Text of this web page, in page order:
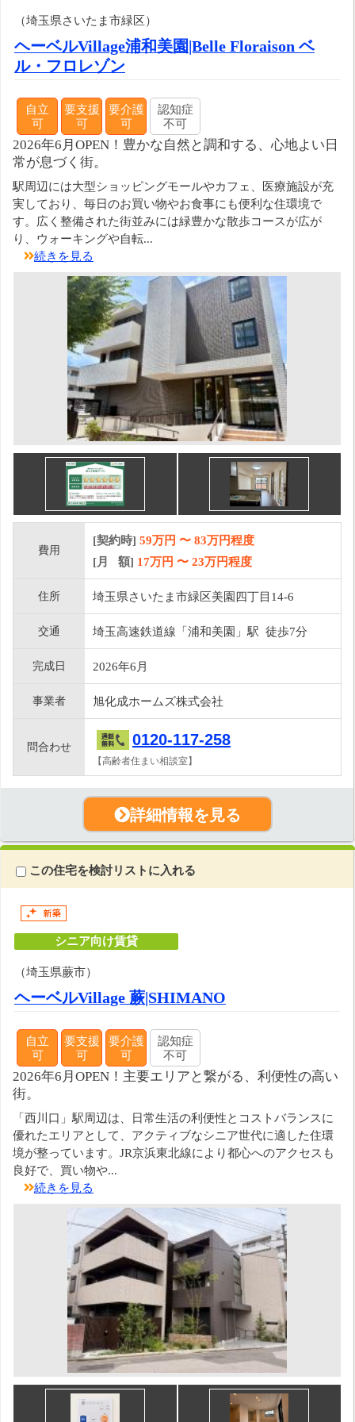
（埼玉県さいたま市緑区）
ヘーベルVillage浦和美園|Belle Floraison ベ
ル・フロレゾン
自立
可
要支援
可
要介護
可
認知症
不可
2026年6月OPEN！豊かな自然と調和する、心地よい日
常が息づく街。
駅周辺には大型ショッピングモールやカフェ、医療施設が充
実しており、毎日のお買い物やお食事にも便利な住環境で
す。広く整備された街並みには緑豊かな散歩コースが広が
り、ウォーキングや自転...
続きを見る
費用
[契約時] 59万円 〜 83万円程度
[月 額] 17万円 〜 23万円程度
住所 埼玉県さいたま市緑区美園四丁目14-6
交通 埼玉高速鉄道線「浦和美園」駅 徒歩7分
完成日 2026年6月
事業者 旭化成ホームズ株式会社
問合わせ 0120-117-258
【高齢者住まい相談室】
詳細情報を見る
この住宅を検討リストに入れる
シニア向け賃貸
（埼玉県蕨市）
ヘーベルVillage 蕨|SHIMANO
自立
可
要支援
可
要介護
可
認知症
不可
2026年6月OPEN！主要エリアと繋がる、利便性の高い
街。
「西川口」駅周辺は、日常生活の利便性とコストバランスに
優れたエリアとして、アクティブなシニア世代に適した住環
境が整っています。JR京浜東北線により都心へのアクセスも
良好で、買い物や...
続きを見る